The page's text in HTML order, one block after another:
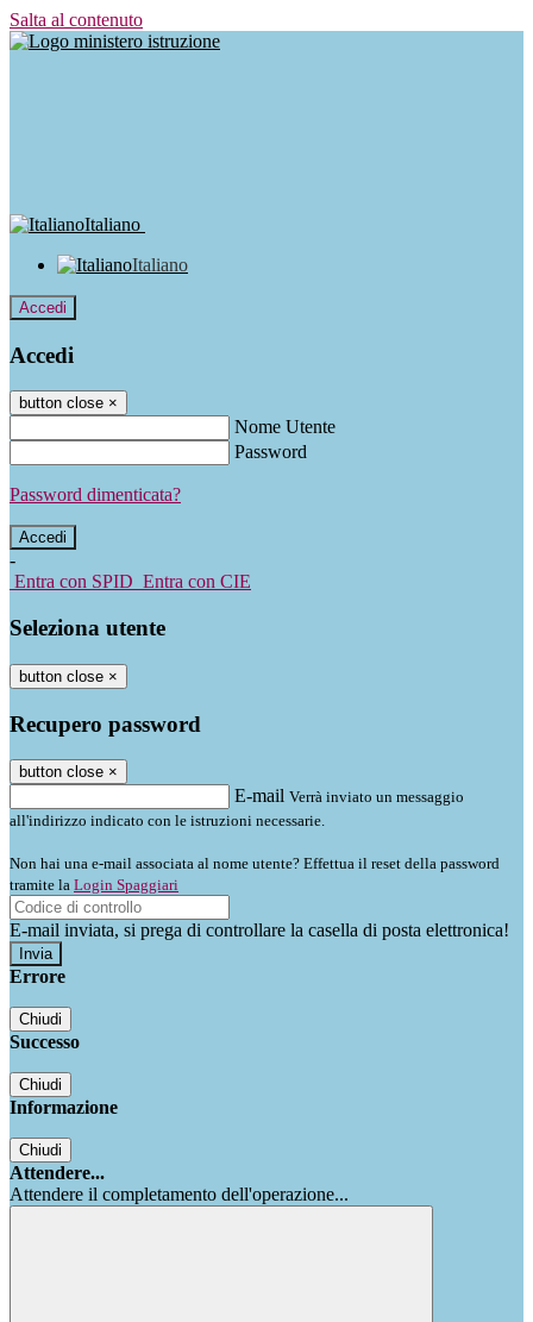
Salta al contenuto
Italiano
Italiano
Accedi
Accedi
button close ×
Nome Utente
Password
Password dimenticata?
-
Entra con SPID Entra con CIE
Seleziona utente
button close ×
Recupero password
button close ×
E-mail Verrà inviato un messaggio
all'indirizzo indicato con le istruzioni necessarie.
Non hai una e-mail associata al nome utente? Effettua il reset della password
tramite la Login Spaggiari
E-mail inviata, si prega di controllare la casella di posta elettronica!
Errore
Chiudi
Successo
Chiudi
Informazione
Chiudi
Attendere...
Attendere il completamento dell'operazione...